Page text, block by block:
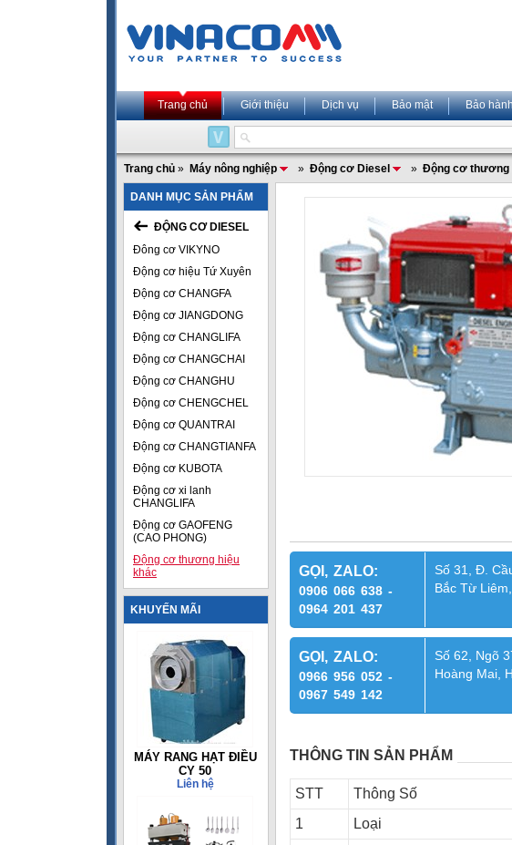
Trang chủ Giới thiệu Dịch vụ Bảo mật Bảo
Trang chủ » Máy nông nghiệp » Động cơ Diesel » Động cơ thương
DANH MỤC SẢN PHẨM
ĐỘNG CƠ DIESEL
Đông cơ VIKYNO
Động cơ hiệu Tứ Xuyên
Động cơ CHANGFA
Động cơ JIANGDONG
Động cơ CHANGLIFA
Động cơ CHANGCHAI
Động cơ CHANGHU
Động cơ CHENGCHEL
Động cơ QUANTRAI
Động cơ CHANGTIANFA
Động cơ KUBOTA
Động cơ xi lanh
CHANGLIFA
Động cơ GAOFENG
(CAO PHONG)
Động cơ thương hiệu
khác
KHUYẾN MÃI
MÁY RANG HẠT ĐIỀU
CY 50
Liên hệ
GỌI, ZALO:
0906 066 638 -
0964 201 437
Số 31, Đ.
Bắc Từ
GỌI, ZALO:
0966 956 052 -
0967 549 142
Số 62, Ngõ
Hoàng Mai,
THÔNG TIN SẢN PHẨM
STT Thông Số
1
Loại